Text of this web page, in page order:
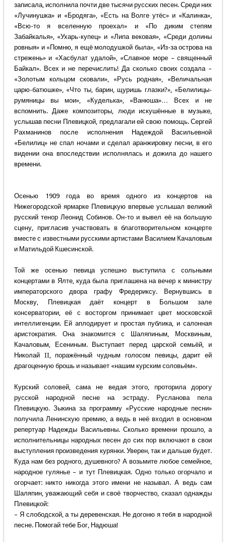
записала, исполнила почти две тысячи русских песен. Среди них
«Лучинушка» и «Бродяга», «Есть на Волге утёс» и «Калинка»,
«Всю-то я вселенную проехал» и «По диким степям
Забайкалья», «Ухарь-купец» и «Липа вековая», «Среди долины
ровныя» и «Помню, я ещё молодушкой была», «Из-за острова на
стрежень» и «Хасбулат удалой», «Славное море – священный
Байкал». Всех и не перечислить! Да сколько своих создала –
«Золотым кольцом сковали», «Русь родная», «Величальная
царю-батюшке», «Что ты, барин, щуришь глазки?», «Белилицы-
румяницы вы мои», «Куделька», «Ванюша»… Всех и не
вспомнить. Даже композиторы, люди искушённые в музыке,
услышав песни Плевицкой, предлагали ей свою помощь. Сергей
Рахманинов после исполнения Надеждой Васильевной
«Белилиц» не спал ночами и сделал аранжировку песни, в его
видении она впоследствии исполнялась и дожила до нашего
времени.
Осенью 1909 года во время одного из концертов на
Нижегородской ярмарке Плевицкую впервые услышал великий
русский тенор Леонид Собинов. Он-то и вывел её на большую
сцену, пригласив участвовать в благотворительном концерте
вместе с известными русскими артистами Василием Качаловым
и Матильдой Кшесинской.
Той же осенью певица успешно выступила с сольными
концертами в Ялте, куда была приглашена на вечер к министру
императорского двора графу Фредериксу. Вернувшись в
Москву, Плевицкая даёт концерт в Большом зале
консерватории, её с восторгом принимает цвет московской
интеллигенции. Ей аплодирует и простая публика, и салонная
аристократия. Она знакомится с Шаляпиным, Москвиным,
Качаловым, Есениным. Выступает перед царской семьёй, и
Николай II, поражённый чудным голосом певицы, дарит ей
драгоценную брошь и называет «нашим курским соловьём».
Курский соловей, сама не ведая этого, проторила дорогу
русской народной песне на эстраду. Русланова пела
Плевицкую. Зыкина за программу «Русские народные песни»
получила Ленинскую премию, а ведь в неё входил в основном
репертуар Надежды Васильевны. Сколько времени прошло, а
исполнительницы народных песен до сих пор включают в свои
выступления произведения курянки. Уверен, так и дальше будет.
Куда нам без родного, душевного? А возьмите любое семейное,
народное гулянье – и тут Плевицкая. Одно только огорчало и
огорчает: никто никогда этого имени не называл. А ведь сам
Шаляпин, уважающий себя и своё творчество, сказал однажды
Плевицкой:
– Я слободской, а ты деревенская. Не догоню я тебя в народной
песне. Помогай тебе Бог, Надюша!